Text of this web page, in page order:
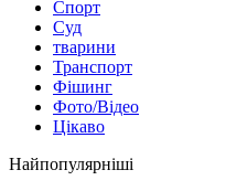
Спорт
Суд
тварини
Транспорт
Фішинг
Фото/Відео
Цікаво
Найпопулярніші